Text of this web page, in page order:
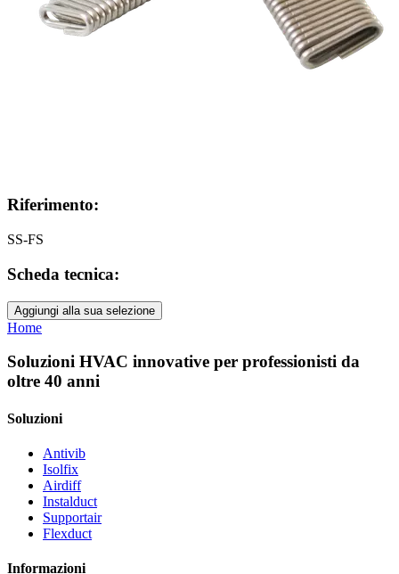
Riferimento:
SS-FS
Scheda tecnica:
Aggiungi alla sua selezione
Home
Soluzioni HVAC innovative per professionisti da
oltre 40 anni
Soluzioni
Antivib
Isolfix
Airdiff
Instalduct
Supportair
Flexduct
Informazioni